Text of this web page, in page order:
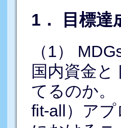
1． 目標達
（1）
国内資金
てるのか。
fit-all）ア